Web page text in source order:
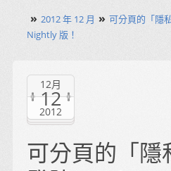
» 2012 年 12 月 » 可分頁的「隱
Nightly 版！
12月
12
2012
可分頁的「隱